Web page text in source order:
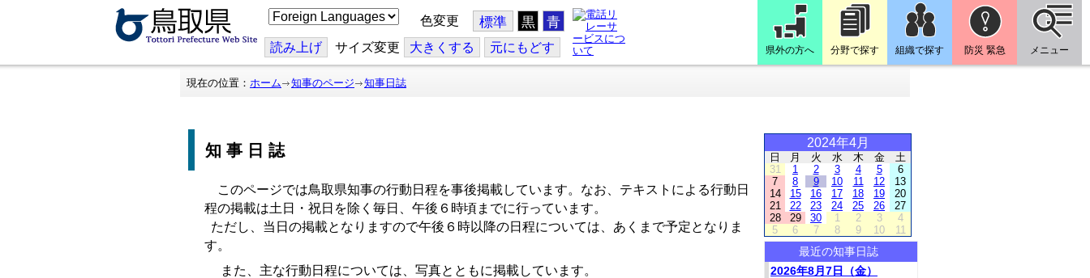
こ
の
ジ
を
翻
色変更 標準 黒 青
読み上げ サイズ変更 大きくする 元にもどす 県外の方へ 分野で探す 組織で探す 防災 緊急 メニュー
現在の位置： ホーム 知事のページ 知事日誌
知事日誌
このページでは鳥取県知事の行動日程を事後掲載しています。なお、テキストによる行動日
程の掲載は土日・祝日を除く毎日、午後６時頃までに行っています。
ただし、当日の掲載となりますので午後６時以降の日程については、あくまで予定となりま
す。
また、主な行動日程については、写真とともに掲載しています。
2024年4月
日 月 火 水 木 金
土
31
1 2 3 4 5
6
7
8 9 10 11 12
13
14
15 16 17 18 19
20
21
22 23 24 25 26
27
28
29 30 1 2 3
4
5
6 7 8 9 10 11
最近の知事日誌
2026年8月7日（金）